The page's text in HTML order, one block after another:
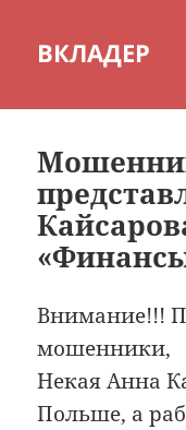
ВКЛАДЕР
Внимание!!!
мошенники,
Некая Анна
Польше, а